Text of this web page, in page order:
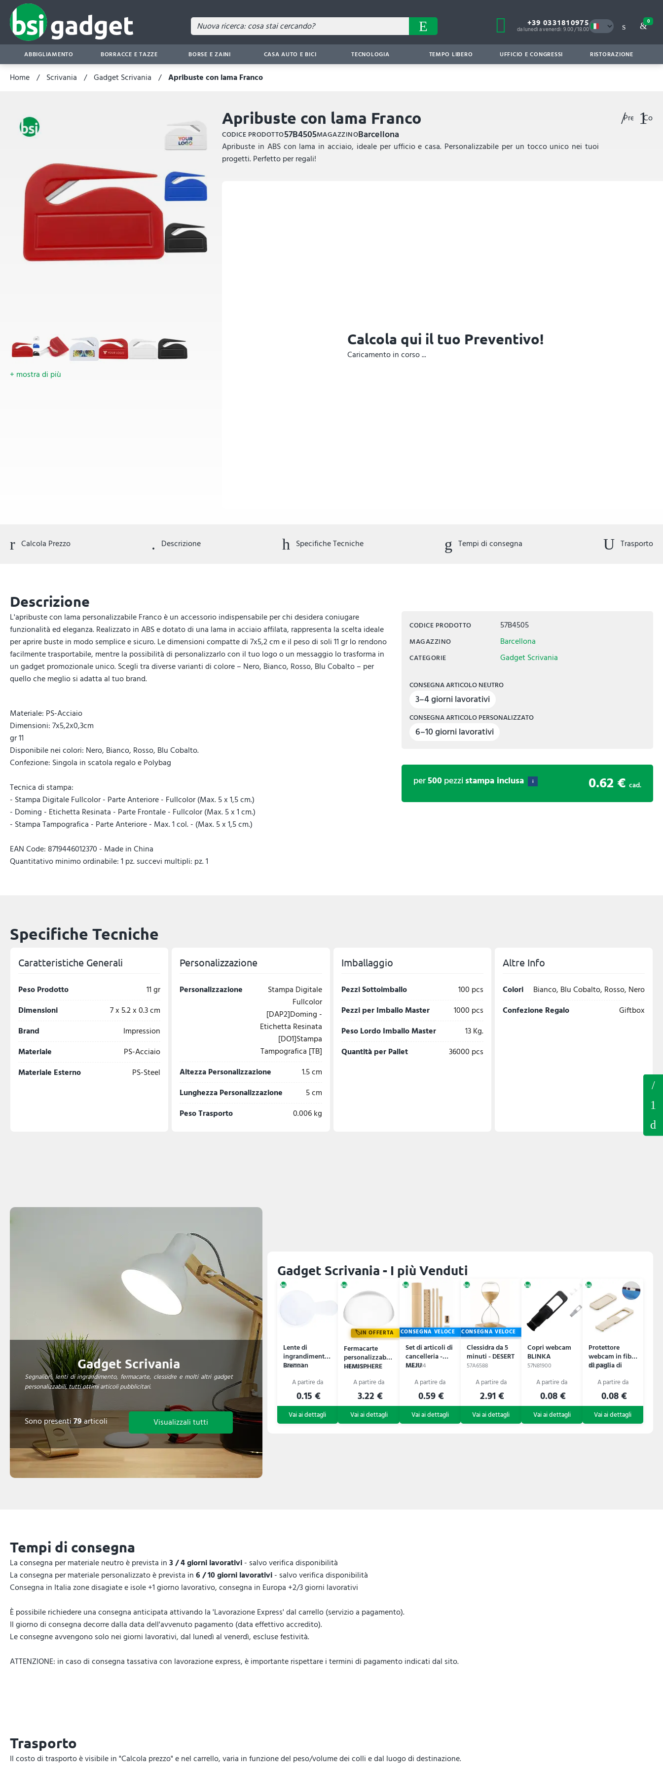
+39 0331810975
da lunedì a venerdì: 9.00 / 18.00
0
ABBIGLIAMENTO BORRACCE E TAZZE BORSE E ZAINI CASA AUTO E BICI TECNOLOGIA TEMPO LIBERO UFFICIO E CONGRESSI RISTORAZIONE
Home Scrivania Gadget Scrivania Apribuste con lama Franco
Apribuste con lama Franco
CODICE PRODOTTO57B4505MAGAZZINOBarcellona
Apribuste in ABS con lama in acciaio, ideale per ufficio e casa. Personalizzabile per un tocco unico nei tuoi
progetti. Perfetto per regali!
+ mostra di più
Preferiti
Calcola qui il tuo Preventivo!
Caricamento in corso ...
Calcola Prezzo Descrizione Specifiche Tecniche Tempi di consegna Trasporto
Descrizione
L'apribuste con lama personalizzabile Franco è un accessorio indispensabile per chi desidera coniugare
funzionalità ed eleganza. Realizzato in ABS e dotato di una lama in acciaio affilata, rappresenta la scelta ideale
per aprire buste in modo semplice e sicuro. Le dimensioni compatte di 7x5,2 cm e il peso di soli 11 gr lo rendono
facilmente trasportabile, mentre la possibilità di personalizzarlo con il tuo logo o un messaggio lo trasforma in
un gadget promozionale unico. Scegli tra diverse varianti di colore – Nero, Bianco, Rosso, Blu Cobalto – per
quello che meglio si adatta al tuo brand.
Materiale: PS-Acciaio
Dimensioni: 7x5,2x0,3cm
gr 11
Disponibile nei colori: Nero, Bianco, Rosso, Blu Cobalto.
Confezione: Singola in scatola regalo e Polybag
Tecnica di stampa:
- Stampa Digitale Fullcolor - Parte Anteriore - Fullcolor (Max. 5 x 1,5 cm.)
- Doming - Etichetta Resinata - Parte Frontale - Fullcolor (Max. 5 x 1 cm.)
- Stampa Tampografica - Parte Anteriore - Max. 1 col. - (Max. 5 x 1,5 cm.)
EAN Code: 8719446012370 - Made in China
Quantitativo minimo ordinabile: 1 pz. succevi multipli: pz. 1
CODICE PRODOTTO 57B4505
MAGAZZINO Barcellona
CATEGORIE Gadget Scrivania
CONSEGNA ARTICOLO NEUTRO
3–4 giorni lavorativi
CONSEGNA ARTICOLO PERSONALIZZATO
6–10 giorni lavorativi
per500pezzistampa inclusa i 0.62 € cad.
Specifiche Tecniche
Caratteristiche Generali
Peso Prodotto
11 gr
Dimensioni
7 x 5.2 x 0.3 cm
Brand
Impression
Materiale
PS-Acciaio
Materiale Esterno
PS-Steel
Personalizzazione
Personalizzazione
Stampa Digitale
Fullcolor
[DAP2]Doming -
Etichetta Resinata
[DO1]Stampa
Tampografica [TB]
Altezza Personalizzazione
1.5 cm
Lunghezza Personalizzazione
5 cm
Peso Trasporto
0.006 kg
Imballaggio
Pezzi Sottoimballo
100 pcs
Pezzi per Imballo Master
1000 pcs
Peso Lordo Imballo Master
13 Kg.
Quantità per Pallet
36000 pcs
Altre Info
Colori
Bianco, Blu Cobalto, Rosso, Nero
Confezione Regalo
Giftbox
Gadget Scrivania
Segnalibri, lenti di ingrandimento, fermacarte, clessidre e molti altri gadget
personalizzabili, tutti ottimi articoli pubblicitari.
Sono presenti79articoli Visualizzali tutti
Gadget Scrivania - I più Venduti
Lente di
ingrandimento
Brennan
57B7707
0.15 €
IN OFFERTA
Fermacarte
personalizzabile
HEMISPHERE
57N00213
3.22 €
CONSEGNA VELOCE
Set di articoli di
cancelleria -
MEJU
57A2514
0.59 €
CONSEGNA VELOCE
Clessidra da 5
minuti - DESERT
57A6588
2.91 €
Copri webcam
BLINKA
57N81900
0.08 €
Protettore
webcam in fibra
di paglia di
TOWNES
57L97953
0.08 €
Tempi di consegna
La consegna per materiale neutro è prevista in3 / 4 giorni lavorativi- salvo verifica disponibilità
La consegna per materiale personalizzato è prevista in6 / 10 giorni lavorativi- salvo verifica disponibilità
Consegna in Italia zone disagiate e isole +1 giorno lavorativo, consegna in Europa +2/3 giorni lavorativi
È possibile richiedere una consegna anticipata attivando la 'Lavorazione Express' dal carrello (servizio a pagamento).
Il giorno di consegna decorre dalla data dell'avvenuto pagamento (data effettivo accredito).
Le consegne avvengono solo nei giorni lavorativi, dal lunedì al venerdì, escluse festività.
ATTENZIONE: in caso di consegna tassativa con lavorazione express, è importante rispettare i termini di pagamento indicati dal sito.
Trasporto
Il costo di trasporto è visibile in "Calcola prezzo" e nel carrello, varia in funzione del peso/volume dei colli e dal luogo di destinazione.